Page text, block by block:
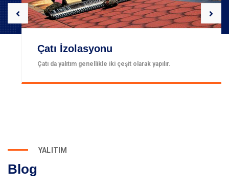
Çatı İzolasyonu
Çatı da yalıtım genellikle iki çeşit olarak yapılır.
YALITIM
Blog